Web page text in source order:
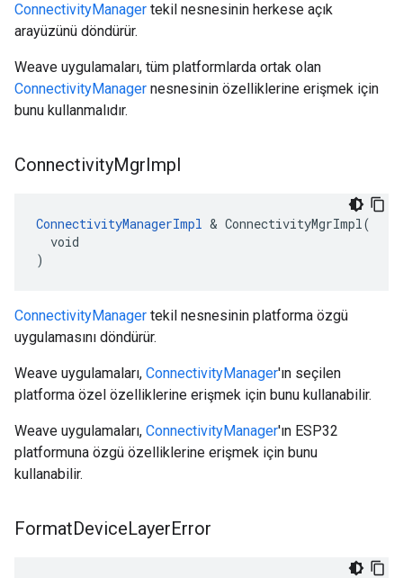
ConnectivityManager tekil nesnesinin herkese açık
arayüzünü döndürür.
Weave uygulamaları, tüm platformlarda ortak olan
ConnectivityManager nesnesinin özelliklerine erişmek için
bunu kullanmalıdır.
ConnectivityMgrImpl
ConnectivityManagerImpl & ConnectivityMgrImpl(
  void
)
ConnectivityManager tekil nesnesinin platforma özgü
uygulamasını döndürür.
Weave uygulamaları, ConnectivityManager'ın seçilen
platforma özel özelliklerine erişmek için bunu kullanabilir.
Weave uygulamaları, ConnectivityManager'ın ESP32
platformuna özgü özelliklerine erişmek için bunu
kullanabilir.
FormatDeviceLayerError